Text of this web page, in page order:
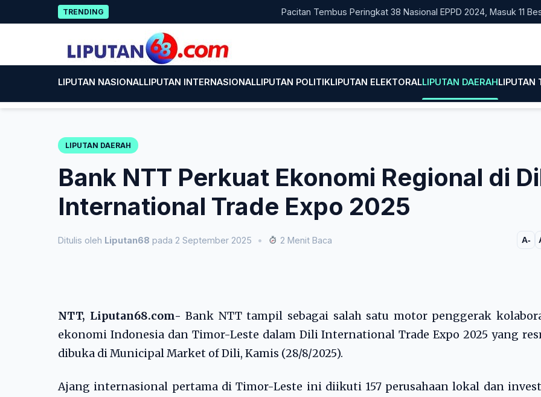
to
TRENDING Pacitan Tembus Peringkat 38 Nasional EPPD 2024, Masuk 11 Besar di
LIPUTAN NASIONALLIPUTAN INTERNASIONALLIPUTAN POLITIKLIPUTAN ELEKTORALLIPUTAN DAERAHLIPUTAN
LIPUTAN DAERAH
Bank NTT Perkuat Ekonomi Regional di
International Trade Expo 2025
Ditulis oleh Liputan68 pada 2 September 2025 • 2 Menit Baca A-
NTT, Liputan68.com- Bank NTT tampil sebagai salah satu motor penggerak
ekonomi Indonesia dan Timor-Leste dalam Dili International Trade Expo 2025 yang
dibuka di Municipal Market of Dili, Kamis (28/8/2025).
Ajang internasional pertama di Timor-Leste ini diikuti 157 perusahaan lokal dan